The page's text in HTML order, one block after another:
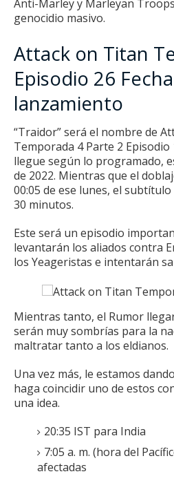
Anti-Marley y Marleyan
genocidio masivo.
Attack on Titan
Episodio 26
lanzamiento
“Traidor” será el nombre de
Temporada 4 Parte 2 Episodio
llegue según lo programado,
de 2022. Mientras que el
00:05 de ese lunes, el
30 minutos.
Este será un episodio
levantarán los aliados contra
los Yeageristas e intentarán
Mientras tanto, el Rumor
serán muy sombrías para la
maltratar tanto a los eldianos.
Una vez más, le estamos
haga coincidir uno de estos
una idea.
20:35 IST para India
7:05 a. m. (hora del
afectadas